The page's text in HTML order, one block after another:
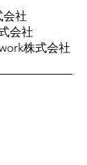
会社
会社
株式会社